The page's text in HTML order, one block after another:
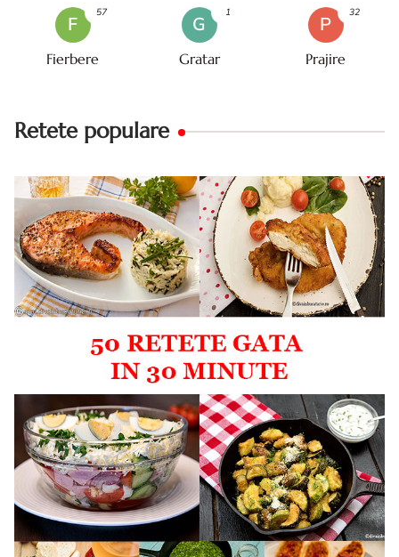
F
Fierbere
57
G
Gratar
1
P
Prajire
32
Retete populare